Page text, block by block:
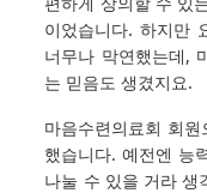
이었습니다. 하지만
너무나 막연했는데,
는 믿음도 생겼지요.
마음수련의료회 회
했습니다. 예전엔 능
나눌 수 있을 거라 생